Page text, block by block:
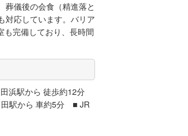
葬儀後の会食（精進落と
対応しています。バリア
も完備しており、長時間
浜駅から 徒歩約12分
駅から 車約5分 ■ JR